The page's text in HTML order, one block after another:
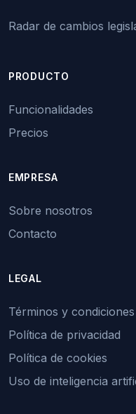
Radar de cambios
PRODUCTO
Funcionalidades
Precios
EMPRESA
Sobre nosotros
Contacto
LEGAL
Términos y condiciones
Política de privacidad
Política de cookies
Uso de inteligencia